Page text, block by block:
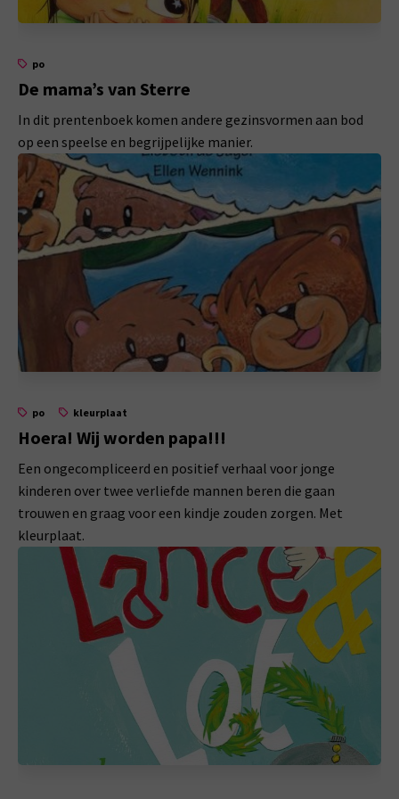
po
De mama’s van Sterre
In dit prentenboek komen andere gezinsvormen aan bod
op een speelse en begrijpelijke manier.
po kleurplaat
Hoera! Wij worden papa!!!
Een ongecompliceerd en positief verhaal voor jonge
kinderen over twee verliefde mannen beren die gaan
trouwen en graag voor een kindje zouden zorgen. Met
kleurplaat.